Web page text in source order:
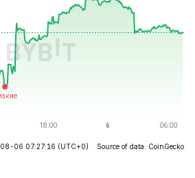
08-06 07:27:16 (UTC+0) Source of data: CoinGecko